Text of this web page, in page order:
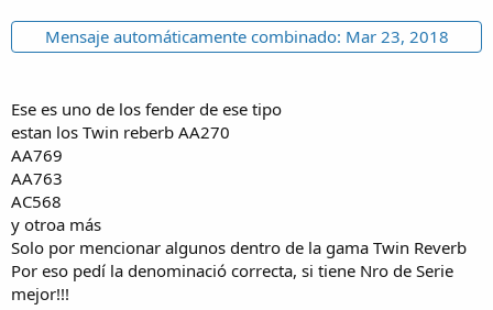
Mensaje automáticamente combinado: Mar 23, 2018
Ese es uno de los fender de ese tipo
estan los Twin reberb AA270
AA769
AA763
AC568
y otroa más
Solo por mencionar algunos dentro de la gama Twin Reverb
Por eso pedí la denominació correcta, si tiene Nro de Serie
mejor!!!